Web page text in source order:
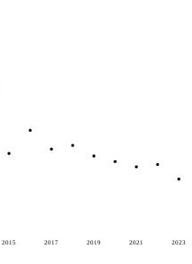
2015 2017 2019 2021 2023